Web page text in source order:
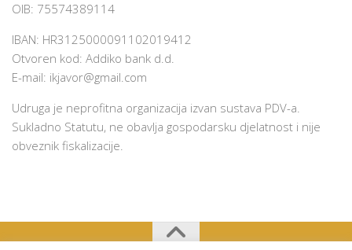
OIB: 75574389114
IBAN: HR3125000091102019412
Otvoren kod: Addiko bank d.d.
E-mail: ikjavor@gmail.com
Udruga je neprofitna organizacija izvan sustava PDV-a.
Sukladno Statutu, ne obavlja gospodarsku djelatnost i nije
obveznik fiskalizacije.